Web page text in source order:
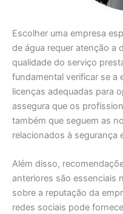
Escolher uma empresa
de água requer atenção a
qualidade do serviço
fundamental verificar se a
licenças adequadas para
assegura que os
também que seguem as
relacionados à segurança
Além disso,
anteriores são essenciais
sobre a reputação da
redes sociais pode